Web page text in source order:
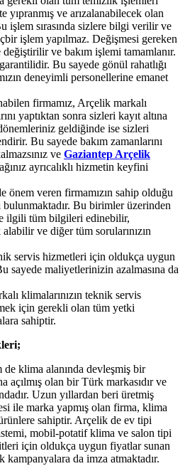
yıpranmış ve arızalanabilecek olan
işlem sırasında sizlere bilgi verilir ve
işlem yapılmaz. Değişmesi gereken
ve bakım işlemi tamamlanır.
Bu sayede gönül rahatlığı
deneyimli personellerine emanet
firmamız, Arçelik markalı
yaptıktan sonra sizleri kayıt altına
geldiğinde ise sizleri
Bu sayede bakım zamanlarını
ve Gaziantep Arçelik
ayrıcalıklı hizmetin keyfini
önem veren firmamızın sahip olduğu
Bu birimler üzerinden
ilgili tüm bilgileri edinebilir,
alabilir ve diğer tüm sorularınızın
servis hizmetleri için oldukça uygun
sayede maliyetlerinizin azalmasına da
klimalarınızın teknik servis
için gerekli olan tüm yetki
sahiptir.
klima alanında devleşmiş bir
açılmış olan bir Türk markasıdır ve
Uzun yıllardan beri üretmiş
ile marka yapmış olan firma, klima
sahiptir. Arçelik de ev tipi
mobil-potatif klima ve salon tipi
için oldukça uygun fiyatlar sunan
kampanyalara da imza atmaktadır.